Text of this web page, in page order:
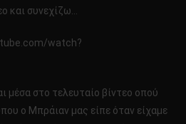
και συνεχίζω…
watch?
μέσα στο τελευταίο βίντεο οπού
ο Μπράιαν μας είπε όταν είχαμε